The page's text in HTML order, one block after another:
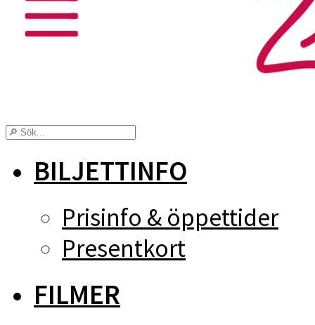
BILJETTINFO
Prisinfo & öppettider
Presentkort
FILMER